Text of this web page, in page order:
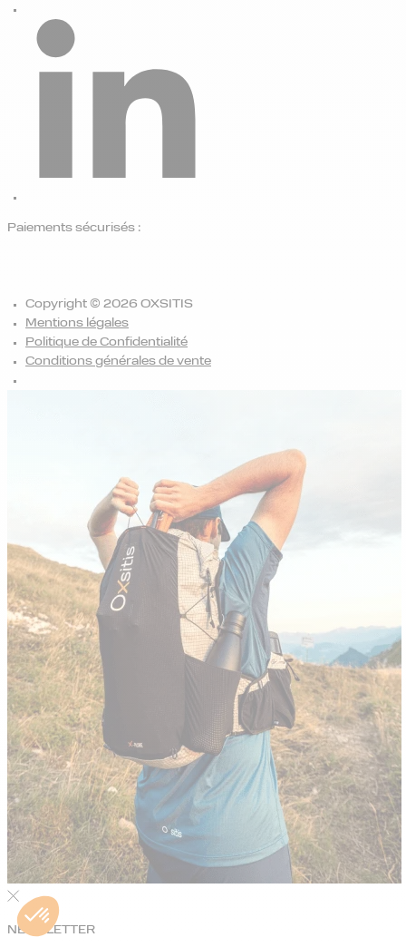
Paiements sécurisés :
Copyright © 2026 OXSITIS
Mentions légales
Politique de Confidentialité
Conditions générales de vente
NEWSLETTER